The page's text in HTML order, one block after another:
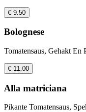
€ 9.50
Bolognese
Tomatensaus, Gehakt En
€ 11.00
Alla matriciana
Pikante Tomatensaus,